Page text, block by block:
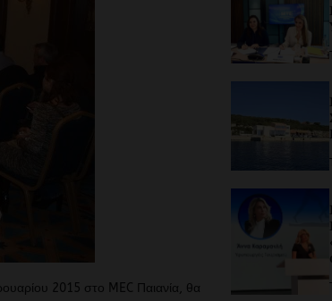
2015 στο MEC Παιανία, θα